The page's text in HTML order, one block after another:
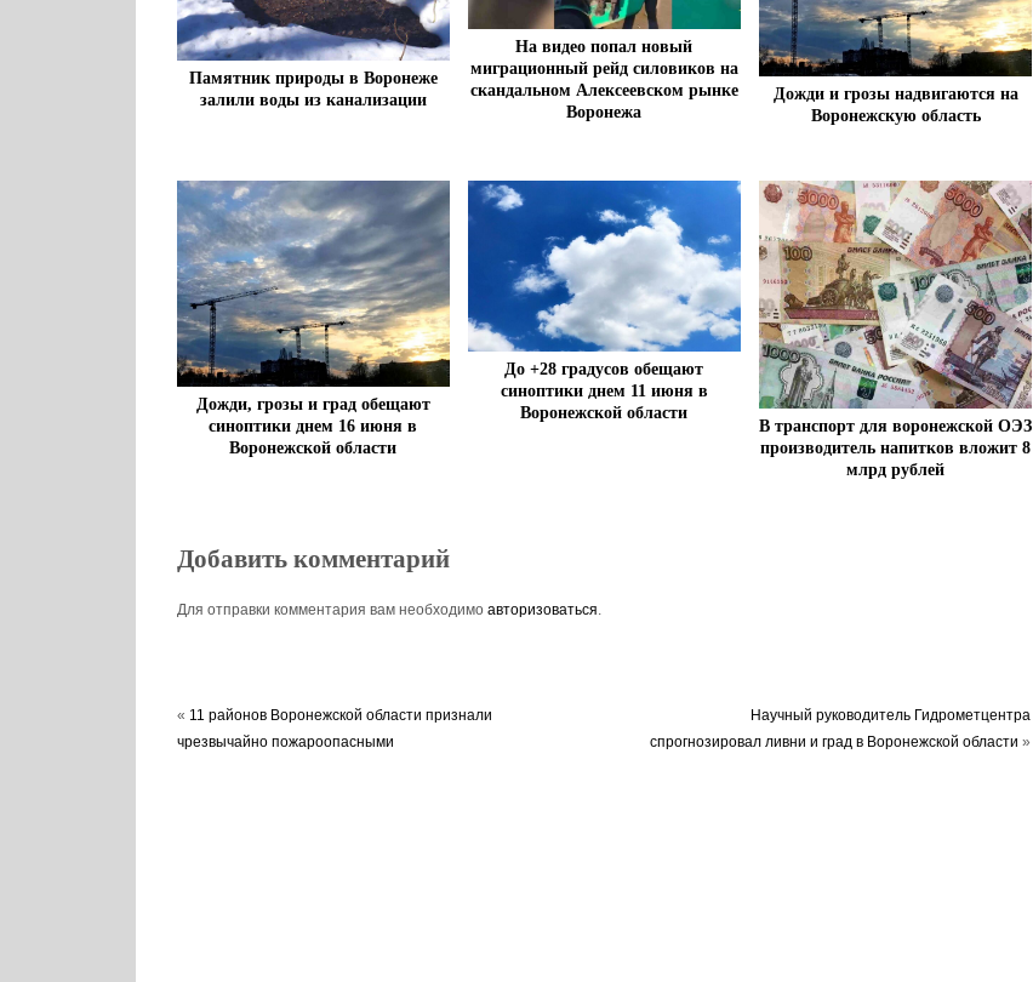
Памятник природы в Воронеже
залили воды из канализации
На видео попал новый
миграционный рейд силовиков на
скандальном Алексеевском рынке
Воронежа
Дожди и грозы надвигаются на
Воронежскую область
Дожди, грозы и град обещают
синоптики днем 16 июня в
Воронежской области
До +28 градусов обещают
синоптики днем 11 июня в
Воронежской области
В транспорт для воронежской ОЭЗ
производитель напитков вложит 8
млрд рублей
Добавить комментарий
Для отправки комментария вам необходимо авторизоваться.
« 11 районов Воронежской области признали
чрезвычайно пожароопасными
Научный руководитель Гидрометцентра
спрогнозировал ливни и град в Воронежской области »